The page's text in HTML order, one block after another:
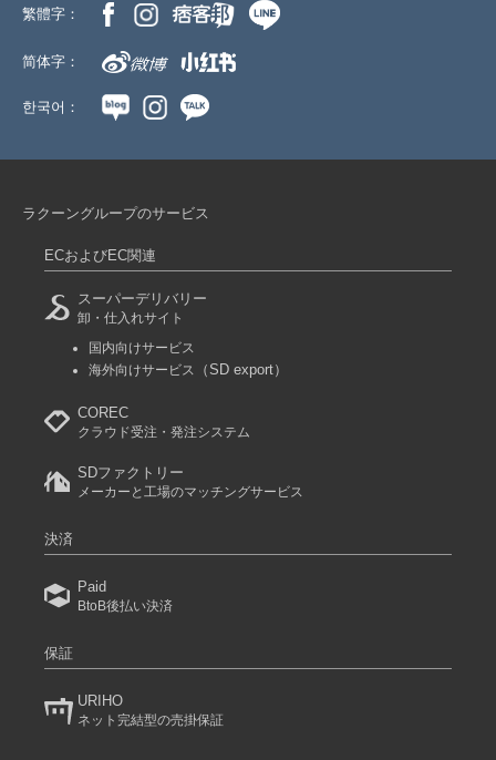
繁體字：
简体字：
한국어：
ラクーングループのサービス
ECおよびEC関連
スーパーデリバリー
卸・仕入れサイト
国内向けサービス
海外向けサービス
（SD export）
COREC
クラウド受注・発注システム
SDファクトリー
メーカーと工場のマッチングサービス
決済
Paid
BtoB後払い決済
保証
URIHO
ネット完結型の売掛保証